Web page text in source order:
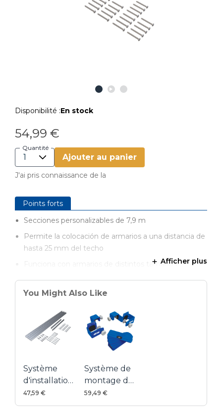
Disponibilité :En stock
54,99 €
Quantité
Ajouter au panier
J'ai pris connaissance de la
Points forts
Secciones personalizables de 7,9 m
Permite la colocación de armarios a una distancia de
hasta 25 mm del techo
Funciona con armarios de distintos tamaños
Para uso con tiradas de armarios de 27 kg cada una o
menos
Afficher plus
You Might Also Like
Système
d'installation
pour armoire
- 2,44 m
47,59 €
Système de
montage de
façades de
tiroir
59,49 €